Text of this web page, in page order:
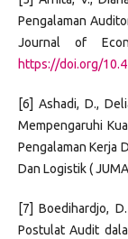
Pengalaman
Journal of
https://doi.org/
[6] Ashadi, D.,
Mempengaruhi
Pengalaman Kerja
Dan Logistik (
[7] Boedihardjo,
Postulat Audit